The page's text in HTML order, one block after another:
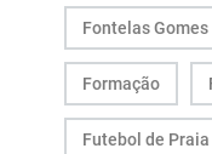
Fontelas Gomes
Formação
Futebol de Praia